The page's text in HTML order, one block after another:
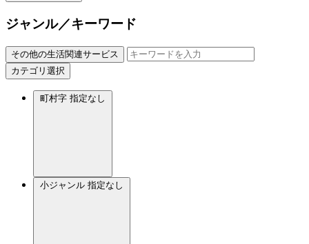
ジャンル／キーワード
その他の生活関連サービス
カテゴリ選択
町村字 指定なし
小ジャンル 指定なし